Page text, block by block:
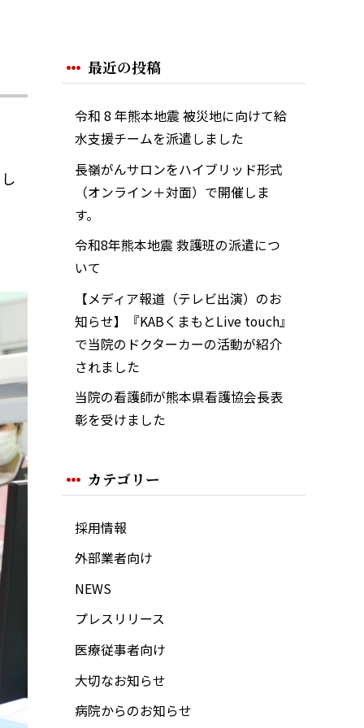
最近の投稿
令和 8 年熊本地震 被災地に向けて給
水支援チームを派遣しました
長嶺がんサロンをハイブリッド形式
（オンライン＋対面）で開催しま
す。
令和8年熊本地震 救護班の派遣につ
いて
【メディア報道（テレビ出演）のお
知らせ】『KABくまもとLive touch』
で当院のドクターカーの活動が紹介
されました
当院の看護師が熊本県看護協会長表
彰を受けました
カテゴリー
採用情報
外部業者向け
NEWS
プレスリリース
医療従事者向け
大切なお知らせ
病院からのお知らせ